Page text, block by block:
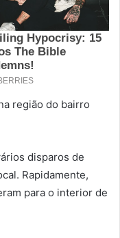
região do bairro
disparos de
Rapidamente,
para o interior de